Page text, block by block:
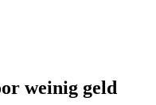
weinig geld